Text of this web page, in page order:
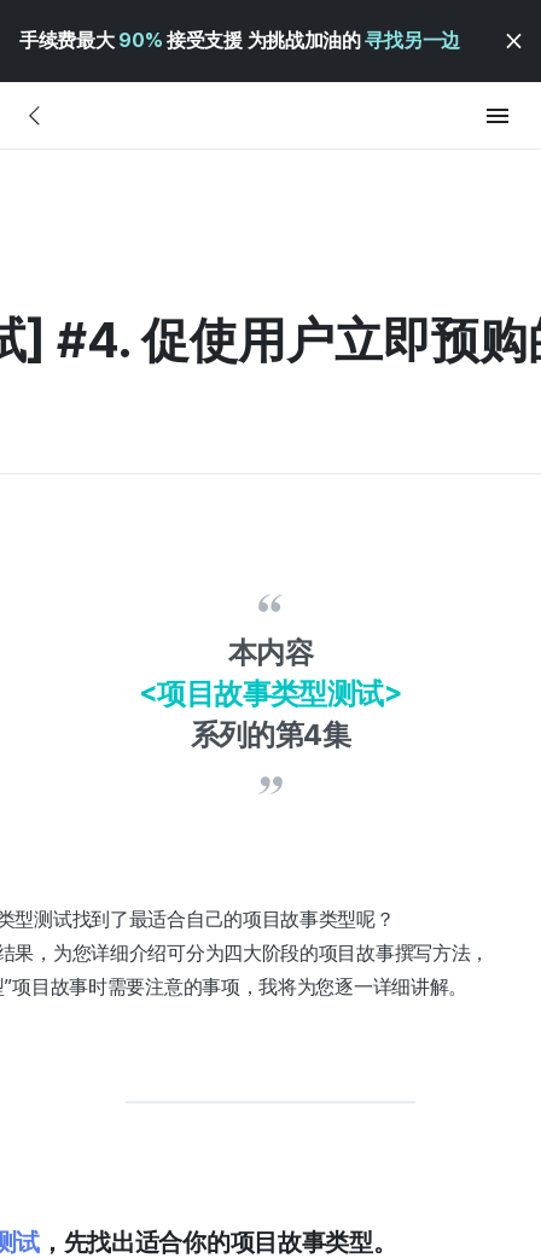
手续费最大 90% 接受支援 为挑战加油的寻找另一边
] #4. 促使用户立即预
本内容
<项目故事类型测试>
系列的第4集
型测试找到了最适合自己的项目故事类型呢？
果，为您详细介绍可分为四大阶段的项目故事撰写方法，
项目故事时需要注意的事项，我将为您逐一详细讲解。
试，先找出适合你的项目故事类型。